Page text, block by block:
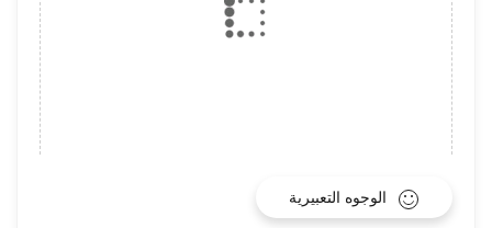
الوجوه التعبيرية